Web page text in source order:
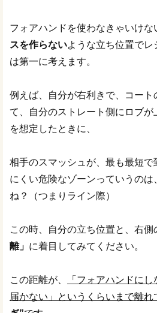
フォアハンドを使わなきゃいけな
スを作らないような立ち位置でレ
は第一に考えます。
例えば、自分が右利きで、コー
て、自分のストレート側にロブ
を想定したときに、
相手のスマッシュが、最も最短で
にくい危険なゾーンっていうのは
ね？（つまりライン際）
この時、自分の立ち位置と、右
離」 に着目してみてください。
この距離が、
「フォアハンドに
届かない」というくらいまで離れ